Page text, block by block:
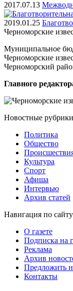
2017.07.13
2019.01.25
Черноморские
Муниципальное
Черноморские
Черноморский
Главного
Новостные рубрики
Политика
Общество
Культура
Спорт
Афиша
Интервью
Архив статей
Навигация по сайту
О газете
Подписка на
Реклама
Архив
Предложить
Контакты